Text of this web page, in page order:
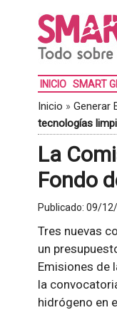
INICIO SMART
Inicio » Generar
tecnologías
La
Fondo
Publicado: 09/
Tres nuevas
un
Emisiones de
la
hidrógeno en